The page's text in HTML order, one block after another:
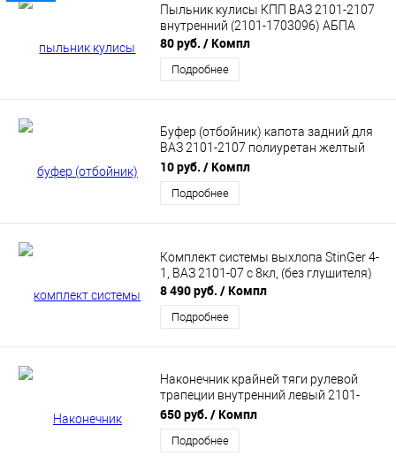
Пыльник кулисы КПП ВАЗ 2101-2107
внутренний (2101-1703096) АБПА
80 руб. / Компл
Подробнее
Буфер (отбойник) капота задний для
ВАЗ 2101-2107 полиуретан желтый
АБПА
10 руб. / Компл
Подробнее
Комплект системы выхлопа StinGer 4-
1, ВАЗ 2101-07 с 8кл, (без глушителя)
8 490 руб. / Компл
Подробнее
Наконечник крайней тяги рулевой
трапеции внутренний левый 2101-
2107 «Оригинал» в сборе "БелМаг"
BM4981
650 руб. / Компл
Подробнее